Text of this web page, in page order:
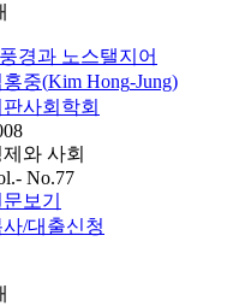
경과 노스탤지어
홍중(Kim Hong-Jung)
판사회학회
제와 사회
No.77
보기
사/대출신청